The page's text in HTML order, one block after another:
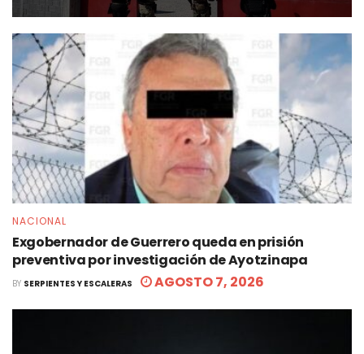
NACIONAL
Exgobernador de Guerrero queda en prisión
preventiva por investigación de Ayotzinapa
BY SERPIENTES Y ESCALERAS AGOSTO 7, 2026